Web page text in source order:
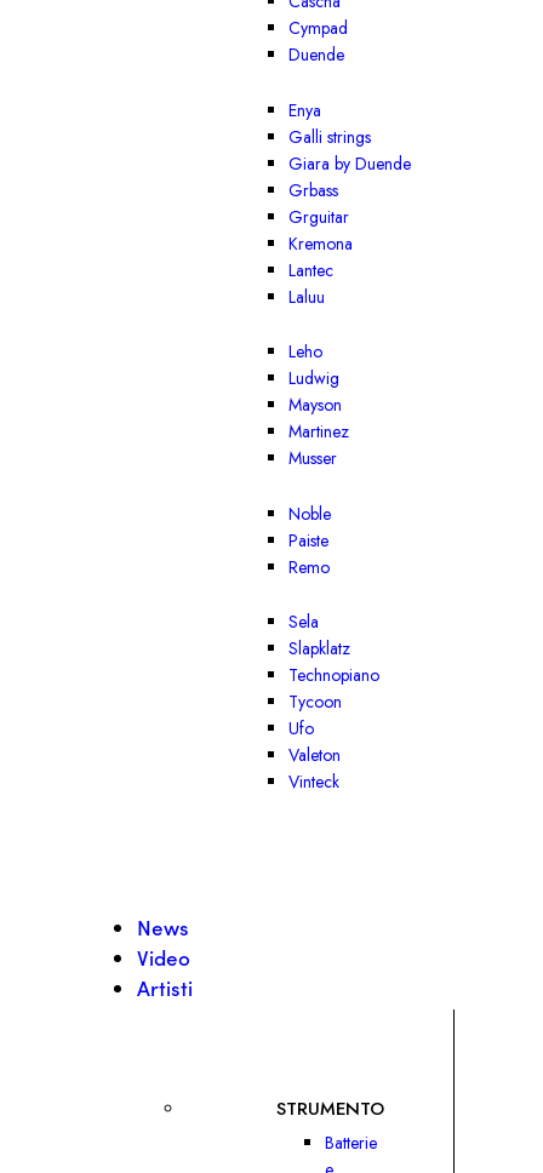
Cympad
Duende
Enya
Galli strings
Giara by Duende
Grbass
Grguitar
Kremona
Lantec
Laluu
Leho
Ludwig
Mayson
Martinez
Musser
Noble
Paiste
Remo
Sela
Slapklatz
Technopiano
Tycoon
Ufo
Valeton
Vinteck
News
Video
Artisti
STRUMENTO
Batterie